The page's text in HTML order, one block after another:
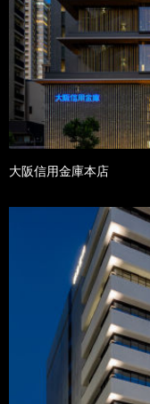
大阪信用金庫本店